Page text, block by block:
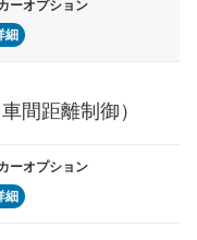
するためにレーンキー
す
を追従するアダプティ
が装備されています。
テリジェンスパーキン
モニターなどが装備さ
ーオプション
細
間距離制御）
ーオプション
細